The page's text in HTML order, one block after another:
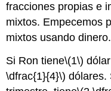
fracciones propias e
mixtos. Empecemos
mixtos usando dinero.
Si Ron tiene\(1\)
\dfrac{1}{4}\) dólares.